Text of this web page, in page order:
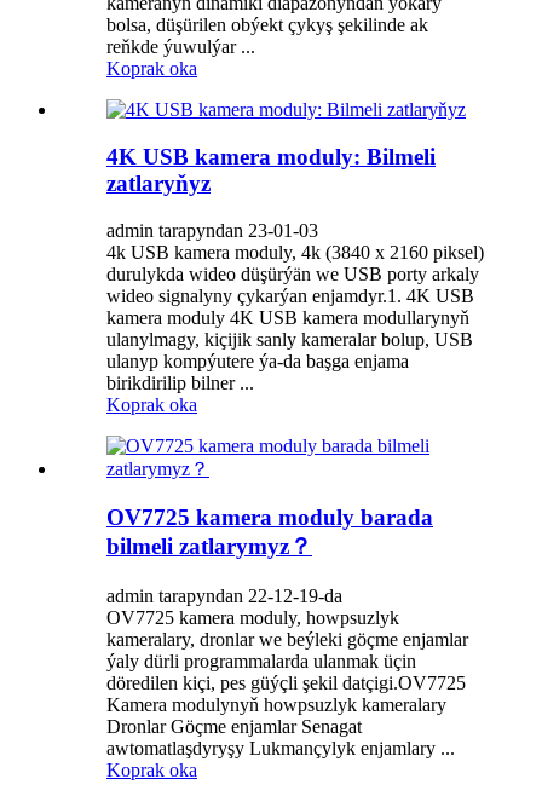
bolsa, düşürilen obýekt çykyş şekilinde ak
reňkde ýuwulýar ...
Koprak oka
4K USB kamera moduly: Bilmeli
zatlaryňyz
admin tarapyndan 23-01-03
4k USB kamera moduly, 4k (3840 x 2160 piksel)
durulykda wideo düşürýän we USB porty arkaly
wideo signalyny çykarýan enjamdyr.1. 4K USB
kamera moduly 4K USB kamera modullarynyň
ulanylmagy, kiçijik sanly kameralar bolup, USB
ulanyp kompýutere ýa-da başga enjama
birikdirilip bilner ...
Koprak oka
OV7725 kamera moduly barada
bilmeli zatlarymyz？
admin tarapyndan 22-12-19-da
OV7725 kamera moduly, howpsuzlyk
kameralary, dronlar we beýleki göçme enjamlar
ýaly dürli programmalarda ulanmak üçin
döredilen kiçi, pes güýçli şekil datçigi.OV7725
Kamera modulynyň howpsuzlyk kameralary
Dronlar Göçme enjamlar Senagat
awtomatlaşdyryşy Lukmançylyk enjamlary ...
Koprak oka